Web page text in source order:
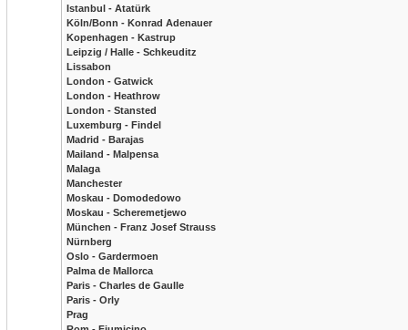
Istanbul - Atatürk
Köln/Bonn - Konrad Adenauer
Kopenhagen - Kastrup
Leipzig / Halle - Schkeuditz
Lissabon
London - Gatwick
London - Heathrow
London - Stansted
Luxemburg - Findel
Madrid - Barajas
Mailand - Malpensa
Malaga
Manchester
Moskau - Domodedowo
Moskau - Scheremetjewo
München - Franz Josef Strauss
Nürnberg
Oslo - Gardermoen
Palma de Mallorca
Paris - Charles de Gaulle
Paris - Orly
Prag